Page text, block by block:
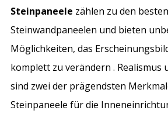
Steinpaneele zählen zu den
Steinwandpaneelen und bieten
Möglichkeiten, das
komplett zu verändern . Realismus
sind zwei der prägendsten
Steinpaneele für die